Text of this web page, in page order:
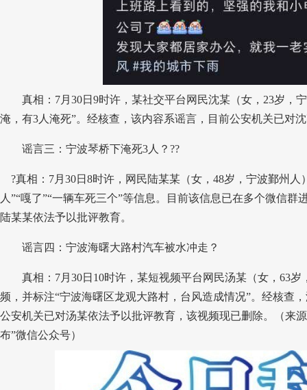
真相：7月30日9时许，某社交平台网民沈某（女，23岁，
淹，有3人淹死”。经核查，该内容系谣言，目前公安机关已对
谣言三：宁波琴桥下淹死3人？ ??
?真相：7月30日8时许，网民陆某某（女，48岁，宁波鄞州人
人”“嘎了”“一辆车死三个”等信息。目前该信息已在多个微信
陆某某依法予以批评教育。
谣言四：宁波海曙大路村汽车被水冲走？
真相：7月30日10时许，某短视频平台网民汤某（女，63岁
频，并标注“宁波海曙区龙观大路村，台风造成情况”。经核查
公安机关已对汤某依法予以批评教育，该视频现已删除。（来
布”微信公众号）